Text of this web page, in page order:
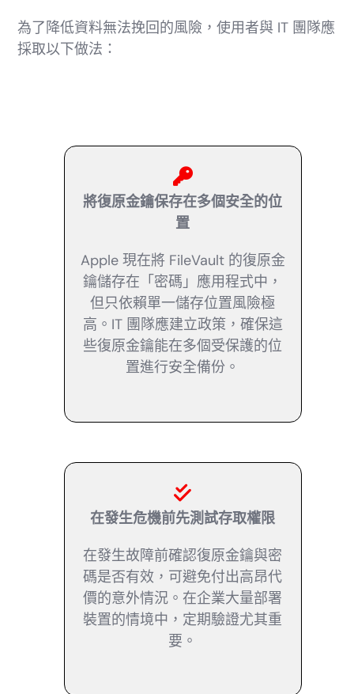
為了降低資料無法挽回的風險，使用者與 IT 團隊應
採取以下做法：
將復原金鑰保存在多個安全的位
置
Apple 現在將 FileVault 的復原金
鑰儲存在「密碼」應用程式中，
但只依賴單一儲存位置風險極
高。IT 團隊應建立政策，確保這
些復原金鑰能在多個受保護的位
置進行安全備份。
在發生危機前先測試存取權限
在發生故障前確認復原金鑰與密
碼是否有效，可避免付出高昂代
價的意外情況。在企業大量部署
裝置的情境中，定期驗證尤其重
要。